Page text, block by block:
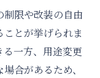
限や改装の自由
とが挙げられま
一方、用途変更
合があるため、